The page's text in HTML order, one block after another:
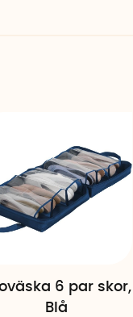
6 par skor,
Blå